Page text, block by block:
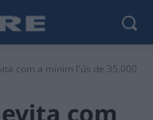
com a mínim l'ús de 35.000
com